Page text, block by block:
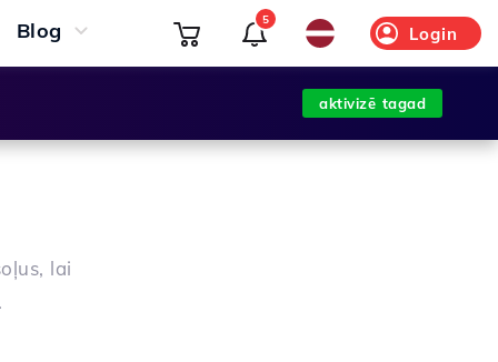
Blog Login
5
aktivizē tagad
lai